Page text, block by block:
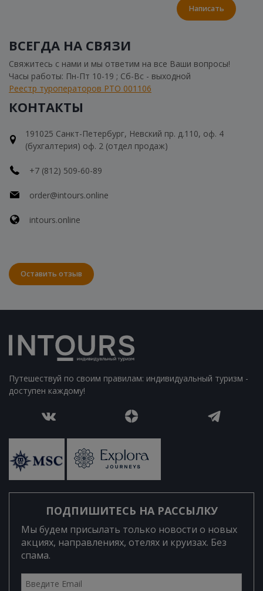
Написать
ВСЕГДА НА СВЯЗИ
Свяжитесь с нами и мы ответим на все Ваши вопросы!
Часы работы: Пн-Пт 10-19 ; Сб-Вс - выходной
Реестр туроператоров РТО 001106
КОНТАКТЫ
191025 Санкт-Петербург, Невский пр. д.110, оф. 4
(бухгалтерия) оф. 2 (отдел продаж)
+7 (812) 509-60-89
order@intours.online
intours.online
Оставить отзыв
Путешествуй по своим правилам: индивидуальный туризм -
доступен каждому!
ПОДПИШИТЕСЬ НА РАССЫЛКУ
Мы будем присылать только новости о новых
акциях, направлениях, отелях и круизах. Без
спама.